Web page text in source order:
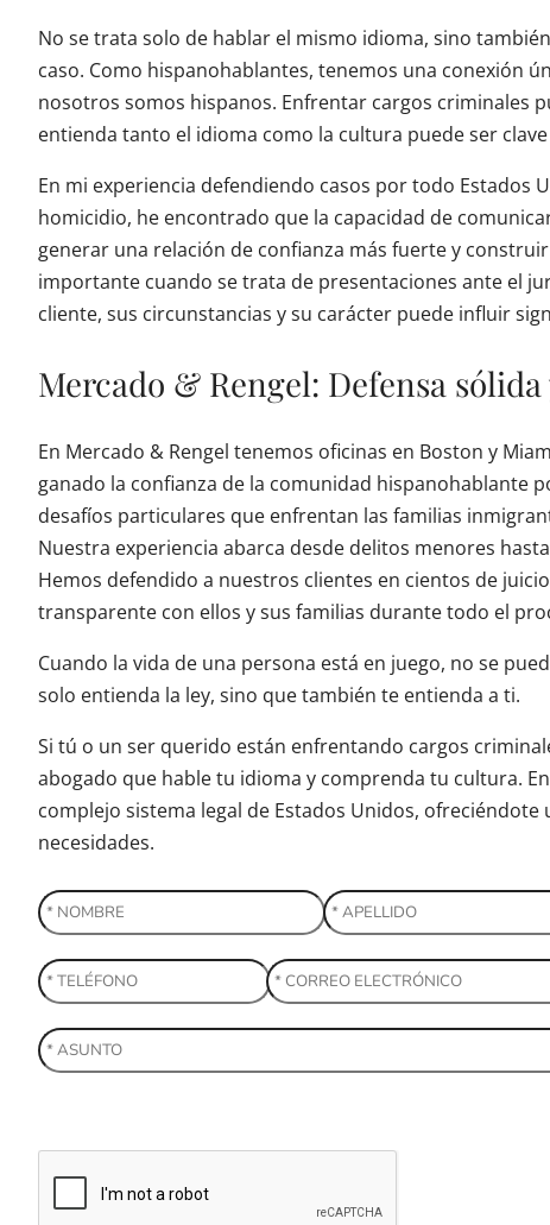
No se trata solo de hablar el mismo idioma, sino
caso. Como hispanohablantes, tenemos una conexión
nosotros somos hispanos. Enfrentar cargos criminales
entienda tanto el idioma como la cultura puede ser
En mi experiencia defendiendo casos por todo Estados
homicidio, he encontrado que la capacidad de
generar una relación de confianza más fuerte y
importante cuando se trata de presentaciones ante el
cliente, sus circunstancias y su carácter puede influir
Mercado & Rengel: Defensa
En Mercado & Rengel tenemos oficinas en Boston y
ganado la confianza de la comunidad hispanohablante
desafíos particulares que enfrentan las familias
Nuestra experiencia abarca desde delitos menores
Hemos defendido a nuestros clientes en cientos de
transparente con ellos y sus familias durante todo el
Cuando la vida de una persona está en juego, no se
solo entienda la ley, sino que también te entienda a ti.
Si tú o un ser querido están enfrentando cargos
abogado que hable tu idioma y comprenda tu cultura.
complejo sistema legal de Estados Unidos,
necesidades.